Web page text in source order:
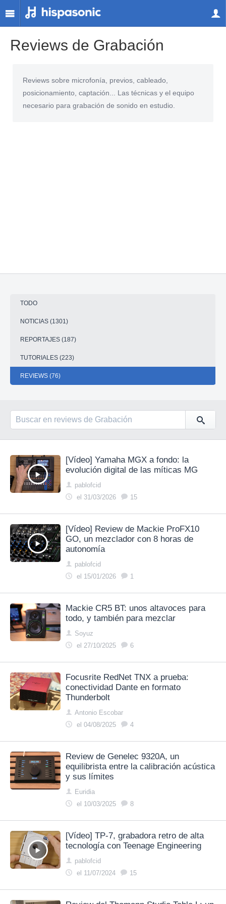
Reviews de Grabación
Reviews sobre microfonía, previos, cableado,
posicionamiento, captación... Las técnicas y el equipo
necesario para grabación de sonido en estudio.
TODO
NOTICIAS (1301)
REPORTAJES (187)
TUTORIALES (223)
REVIEWS (76)
[Vídeo] Yamaha MGX a fondo: la
evolución digital de las míticas MG
pablofcid
el 31/03/2026
15
[Vídeo] Review de Mackie ProFX10
GO, un mezclador con 8 horas de
autonomía
pablofcid
el 15/01/2026
1
Mackie CR5 BT: unos altavoces para
todo, y también para mezclar
Soyuz
el 27/10/2025
6
Focusrite RedNet TNX a prueba:
conectividad Dante en formato
Thunderbolt
Antonio Escobar
el 04/08/2025
4
Review de Genelec 9320A, un
equilibrista entre la calibración acústica
y sus límites
Euridia
el 10/03/2025
8
[Vídeo] TP-7, grabadora retro de alta
tecnología con Teenage Engineering
pablofcid
el 11/07/2024
15